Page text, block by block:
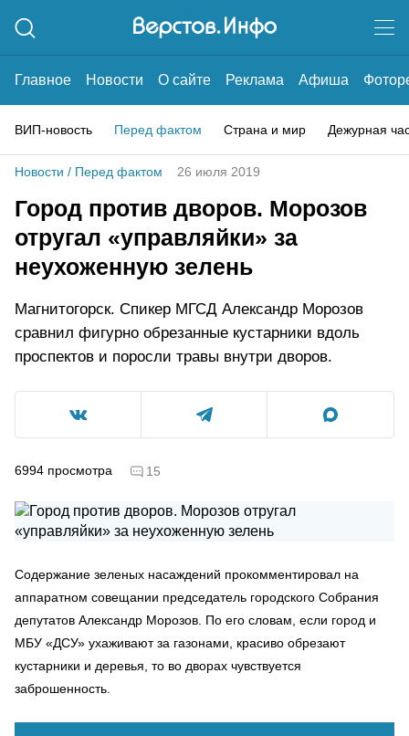
Главное Новости О сайте Реклама Афиша
ВИП-новость Перед фактом Страна и мир Дежурная
Новости / Перед фактом 26 июля 2019
Город против дворов. Морозов
отругал «управляйки» за
неухоженную зелень
Магнитогорск. Спикер МГСД Александр Морозов
сравнил фигурно обрезанные кустарники вдоль
проспектов и поросли травы внутри дворов.
6994 просмотра 15
Содержание зеленых насаждений прокомментировал на
аппаратном совещании председатель городского Собрания
депутатов Александр Морозов. По его словам, если город и
МБУ «ДСУ» ухаживают за газонами, красиво обрезают
кустарники и деревья, то во дворах чувствуется
заброшенность.